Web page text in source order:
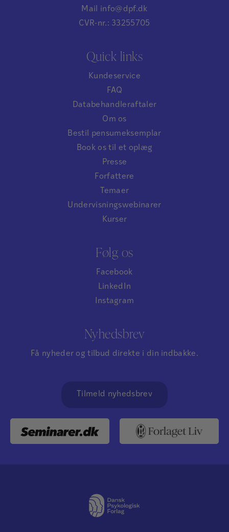
Mail info@dpf.dk
CVR-nr.: 33255705
Quick links
Kundeservice
FAQ
Databehandleraftaler
Om os
Bestil pensumeksemplar
Book os til et oplæg
Presse
Forfattere
Temaer
Undervisningswebinarer
Kurser
Følg os
Facebook
LinkedIn
Instagram
Nyhedsbrev
Få nyheder og tilbud direkte i din indbakke.
Tilmeld nyhedsbrev